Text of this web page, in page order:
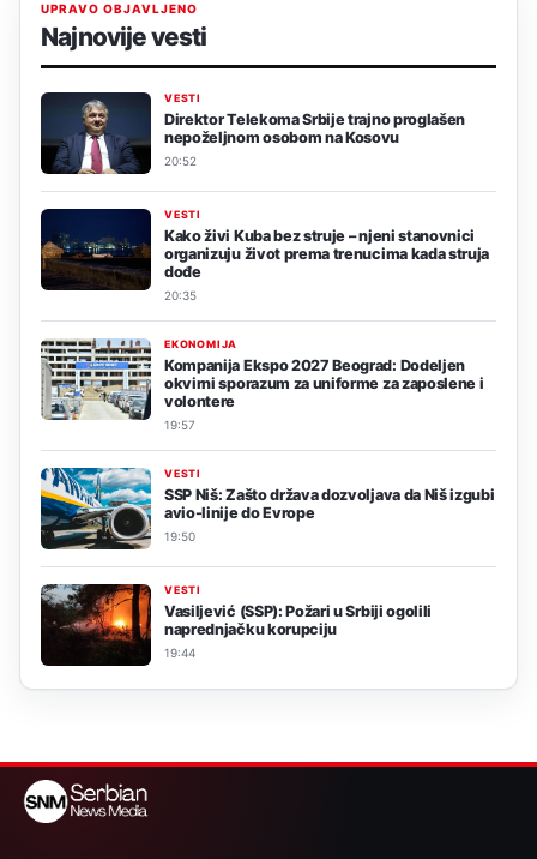
UPRAVO OBJAVLJENO
Najnovije vesti
VESTI
Direktor Telekoma Srbije trajno proglašen
nepoželjnom osobom na Kosovu
20:52
VESTI
Kako živi Kuba bez struje – njeni stanovnici
organizuju život prema trenucima kada struja
dođe
20:35
EKONOMIJA
Kompanija Ekspo 2027 Beograd: Dodeljen
okvirni sporazum za uniforme za zaposlene i
volontere
19:57
VESTI
SSP Niš: Zašto država dozvoljava da Niš izgubi
avio-linije do Evrope
19:50
VESTI
Vasiljević (SSP): Požari u Srbiji ogolili
naprednjačku korupciju
19:44